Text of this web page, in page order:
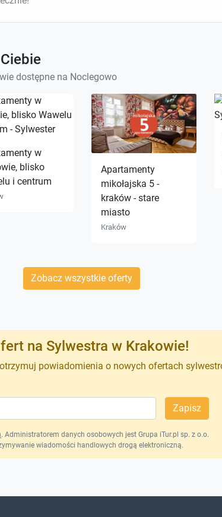
dostępne na Noclegowo
w
blisko
i centrum
Apartamenty
mikołajska 5 -
kraków - stare
miasto
Kraków
Zobacz wszystkie oferty
na Sylwestra w Krakowie!
powiadomienia o nowych ofertach
Zapisz
. Administratorem danych osobowych jest Grupa iTur.pl sp. z o.o.
wiadomości handlowych drogą elektroniczną.